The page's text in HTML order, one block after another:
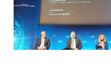
Αναλυτών
–
Προγραμματιστών
144
ΕΣ